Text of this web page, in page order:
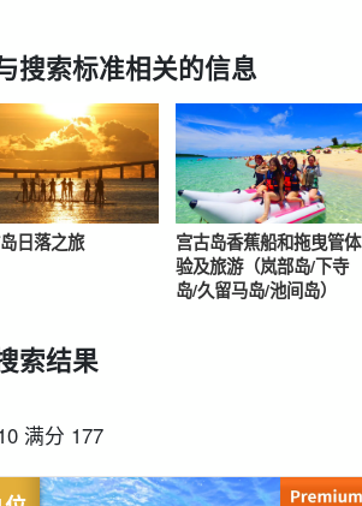
从现场。
搜索
接送计划 海龟之旅 租车
搜索标准相关的信息
日落之旅
宫古岛香蕉船和拖曳管体
验及旅游（岚部岛/下寺
岛/久留马岛/池间岛）
索结果
满分 177